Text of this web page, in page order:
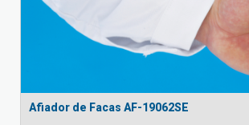
Afiador de Facas AF-19062SE